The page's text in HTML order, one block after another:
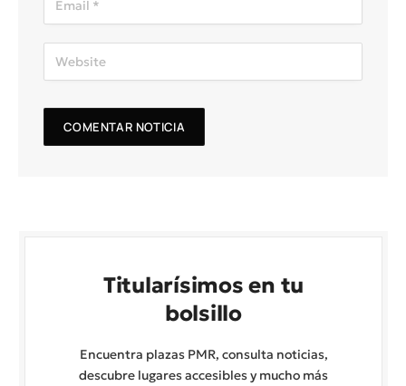
Titularísimos en tu
bolsillo
Encuentra plazas PMR, consulta noticias,
descubre lugares accesibles y mucho más